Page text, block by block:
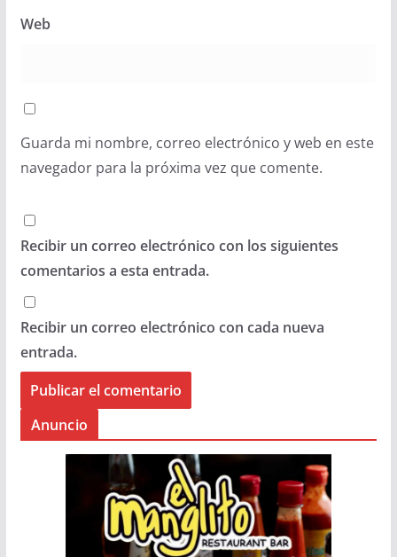
Web
Guarda mi nombre, correo electrónico y web en este
navegador para la próxima vez que comente.
Recibir un correo electrónico con los siguientes
comentarios a esta entrada.
Recibir un correo electrónico con cada nueva
entrada.
Anuncio